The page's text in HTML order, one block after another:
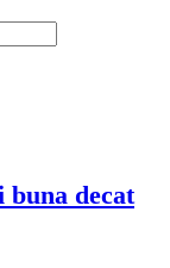
buna decat